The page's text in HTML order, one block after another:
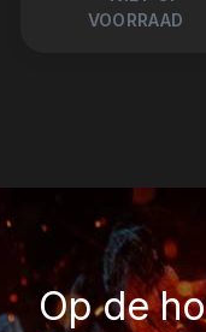
VOORRAAD
Op de